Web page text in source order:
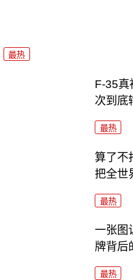
最热
F-35真
次到底
最热
算了不
把全世
最热
一张图
牌背后
最热